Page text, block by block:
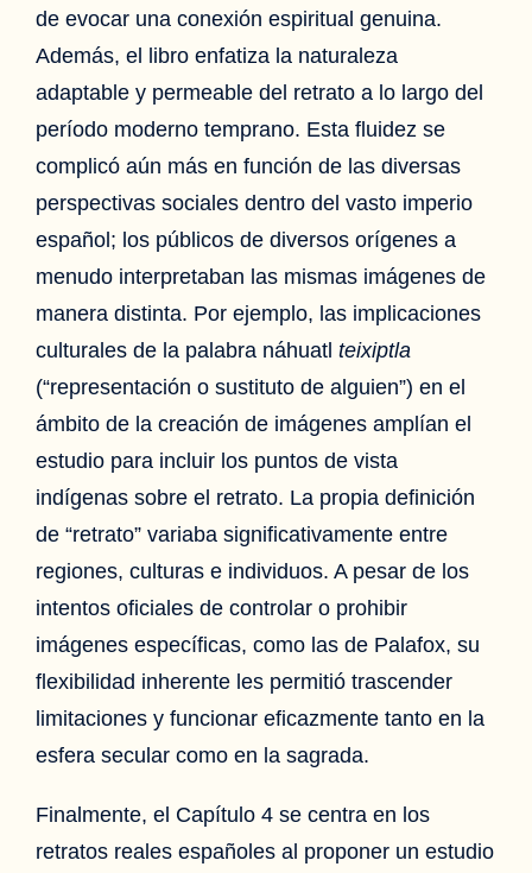
de evocar una conexión espiritual genuina.
Además, el libro enfatiza la naturaleza
adaptable y permeable del retrato a lo largo del
período moderno temprano. Esta fluidez se
complicó aún más en función de las diversas
perspectivas sociales dentro del vasto imperio
español; los públicos de diversos orígenes a
menudo interpretaban las mismas imágenes de
manera distinta. Por ejemplo, las implicaciones
culturales de la palabra náhuatlteixiptla
(“representación o sustituto de alguien”) en el
ámbito de la creación de imágenes amplían el
estudio para incluir los puntos de vista
indígenas sobre el retrato. La propia definición
de “retrato” variaba significativamente entre
regiones, culturas e individuos. A pesar de los
intentos oficiales de controlar o prohibir
imágenes específicas, como las de Palafox, su
flexibilidad inherente les permitió trascender
limitaciones y funcionar eficazmente tanto en la
esfera secular como en la sagrada.
Finalmente, el Capítulo 4 se centra en los
retratos reales españoles al proponer un estudio